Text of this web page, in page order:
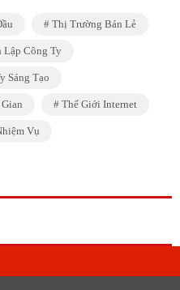
Thị Trường Bán Lẻ
Lập Công Ty
Sáng Tạo
Thế Giới Internet
Vụ